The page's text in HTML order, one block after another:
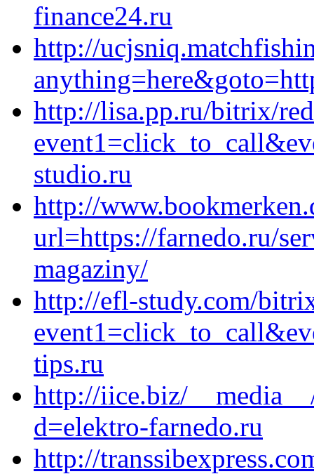
finance24.ru
http://
http://lisa.pp.ru/bitrix/
studio.ru
http://
url=https://farnedo.ru/
magaziny/
http://efl-study.com/
tips.ru
http://iice.biz/
d=elektro-farnedo.ru
http://